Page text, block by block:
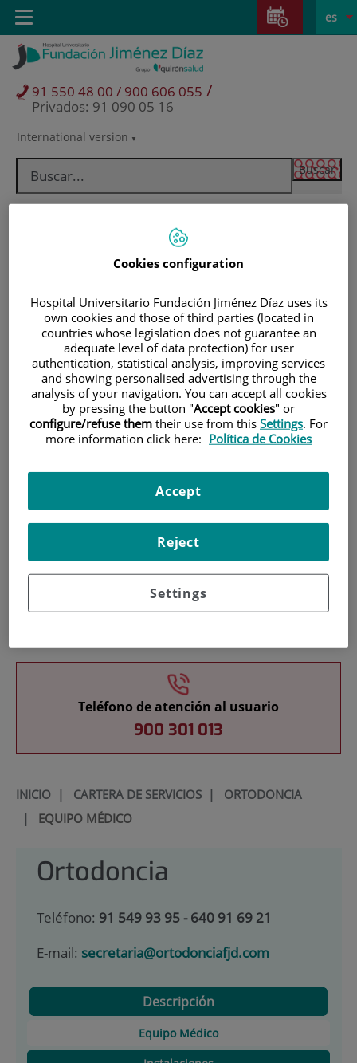
Saltar al contenido
Saltar
contenido
Selector
idioma
activo
es
International version
91 550 48 00 / 900 606 055 /
Privados: 91 090 05 16
Toggle
navigation
Pacientes y visitantes
Investigación
Teléfono de atención al usuario
900 301 013
INICIO| CARTERA DE SERVICIOS| ORTODONCIA
| EQUIPO MÉDICO
Ortodoncia
Teléfono: 91 549 93 95 - 640 91 69 21
E-mail: secretaria@ortodonciafjd.com
Descripción
Equipo Médico
Cookies configuration
Hospital Universitario Fundación Jiménez Díaz uses its
own cookies and those of third parties (located in
countries whose legislation does not guarantee an
adequate level of data protection) for user
authentication, statistical analysis, improving services
and showing personalised advertising through the
analysis of your navigation. You can accept all cookies
by pressing the button "Accept cookies" or
configure/refuse them their use from this Settings. For
more information click here: Política de Cookies
Settings
Reject
Accept